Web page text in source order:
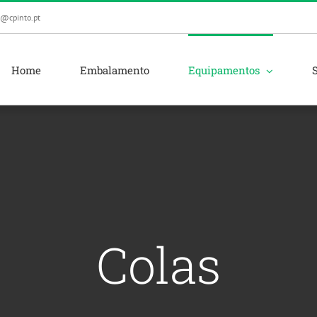
Home Embalamento Equipamentos
Colas